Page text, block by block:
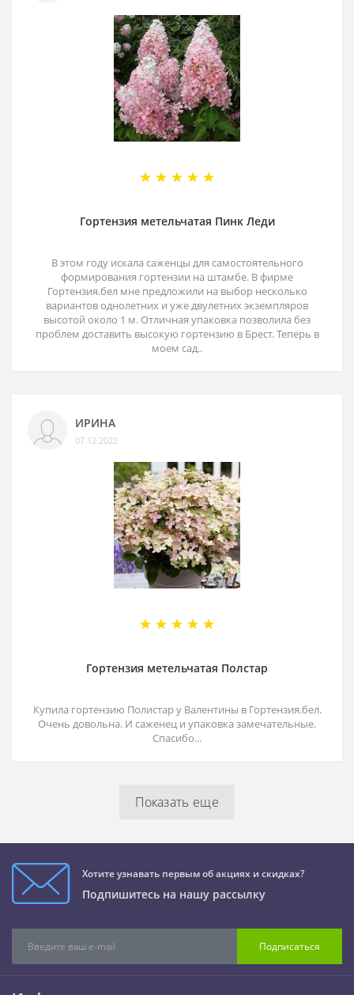
Гортензия метельчатая Пинк Леди
В этом году искала саженцы для самостоятельного
формирования гортензии на штамбе. В фирме
Гортензия.бел мне предложили на выбор несколько
вариантов однолетних и уже двулетних экземпляров
высотой около 1 м. Отличная упаковка позволила без
проблем доставить высокую гортензию в Брест. Теперь в
моем сад..
ИРИНА
07.12.2022
Гортензия метельчатая Полстар
Купила гортензию Полистар у Валентины в Гортензия.бел.
Очень довольна. И саженец и упаковка замечательные.
Спасибо...
Показать еще
Хотите узнавать первым об акциях и скидках?
Подпишитесь на нашу рассылку
Подписаться